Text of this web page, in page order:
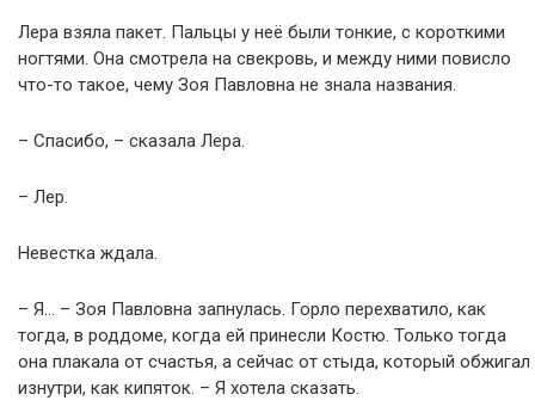
Лера взяла пакет. Пальцы у неё были тонкие, с короткими
ногтями. Она смотрела на свекровь, и между ними повисло
что-то такое, чему Зоя Павловна не знала названия.
– Спасибо, – сказала Лера.
– Лер.
Невестка ждала.
– Я… – Зоя Павловна запнулась. Горло перехватило, как
тогда, в роддоме, когда ей принесли Костю. Только тогда
она плакала от счастья, а сейчас от стыда, который обжигал
изнутри, как кипяток. – Я хотела сказать.